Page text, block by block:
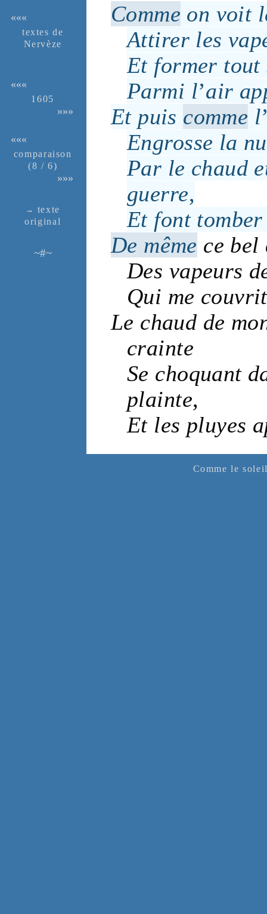
«««
textes de
Ner­vèze
«««
1605
»»»
«««
compa­rai­son
(8 / 6)
»»»
→ texte
ori­ginal
~#~
Comme on voit
Attirer les
Et former
Parmi l’air
Et puis comme l
Engrosse la
Par le chaud
guerre,
Et font
De même ce bel
Des vapeurs
Qui me
Le chaud de
crainte
Se choquant
plainte,
Et les pluyes
Comme le